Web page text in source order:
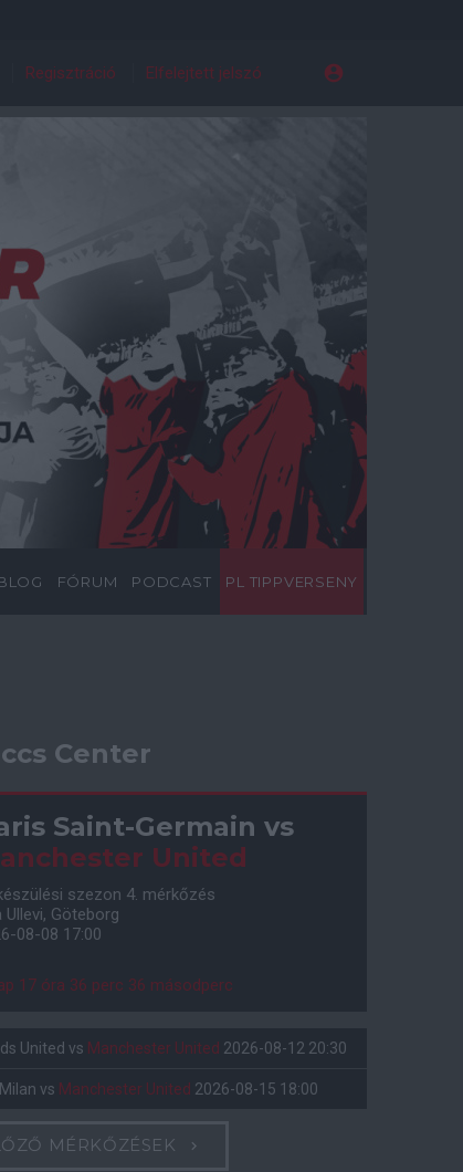
Regisztráció Elfelejtett jelszó
FÓRUM PODCAST PL TIPPVERSENY
Center
Saint-Germain vs
United
szezon 4. mérkőzés
Ullevi, Göteborg
08-08 17:00
17 óra 36 perc 35 másodperc
United vs Manchester United 2026-08-12 20:30
vs Manchester United 2026-08-15 18:00
MÉRKŐZÉSEK